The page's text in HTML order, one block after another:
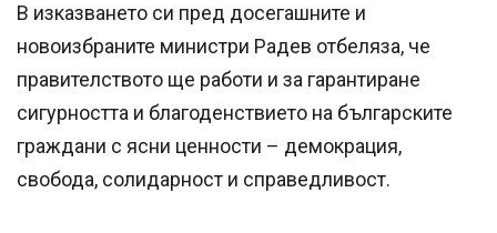
В изказването си пред досегашните и
новоизбраните министри Радев отбеляза, че
правителството ще работи и за гарантиране
сигурността и благоденствието на българските
граждани с ясни ценности – демокрация,
свобода, солидарност и справедливост.